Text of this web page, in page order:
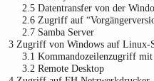
2.5Datentransfer von der
2.6Zugriff auf
2.7Samba Server
3 Zugriff von Windows auf Linux-
3.1 Kommandozeilenzugriff mit
3.2 Remote Desktop